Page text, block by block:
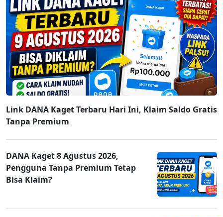
Link DANA Kaget Terbaru Hari Ini, Klaim Saldo Gratis
Tanpa Premium
DANA Kaget 8 Agustus 2026,
Pengguna Tanpa Premium Tetap
Bisa Klaim?